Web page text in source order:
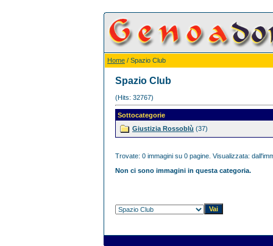
Home / Spazio Club
Spazio Club
(Hits: 32767)
Sottocategorie
Giustizia Rossoblù (37)
Trovate: 0 immagini su 0 pagine. Visualizzata:
Non ci sono immagini in questa categoria.